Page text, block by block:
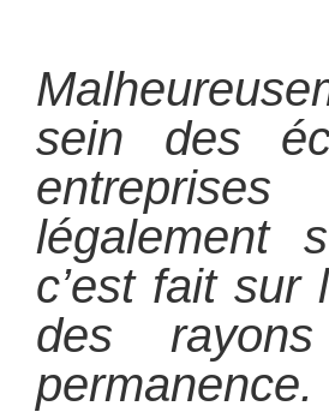
sein des
légalement
c’est fait
des
permanence.